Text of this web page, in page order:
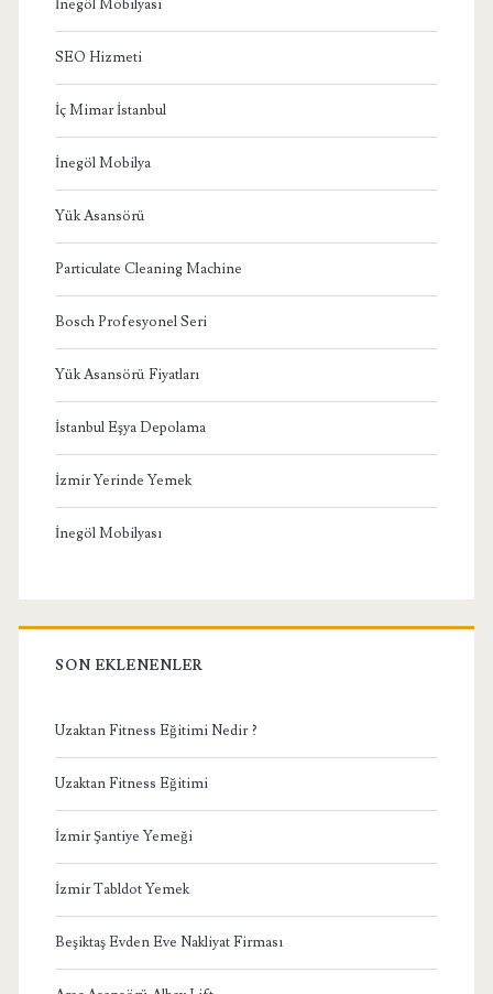
İnegöl Mobilyası
SEO Hizmeti
İç Mimar İstanbul
İnegöl Mobilya
Yük Asansörü
Particulate Cleaning Machine
Bosch Profesyonel Seri
Yük Asansörü Fiyatları
İstanbul Eşya Depolama
İzmir Yerinde Yemek
İnegöl Mobilyası
SON EKLENENLER
Uzaktan Fitness Eğitimi Nedir ?
Uzaktan Fitness Eğitimi
İzmir Şantiye Yemeği
İzmir Tabldot Yemek
Beşiktaş Evden Eve Nakliyat Firması